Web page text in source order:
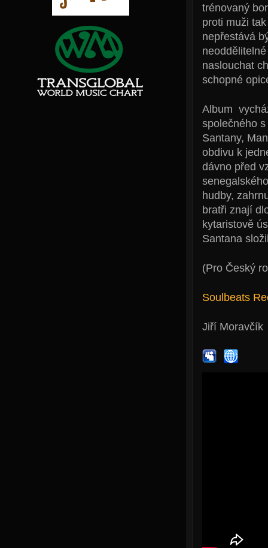
trénovaný
proti muži
nepřestává
naslouchat
schopné
Album
společného
Santany,
obdivu k
dávno před
hudby,
bratři znají
kytaristově
Santana
(Pro Český
Soulbeats
Jiří Moravčík